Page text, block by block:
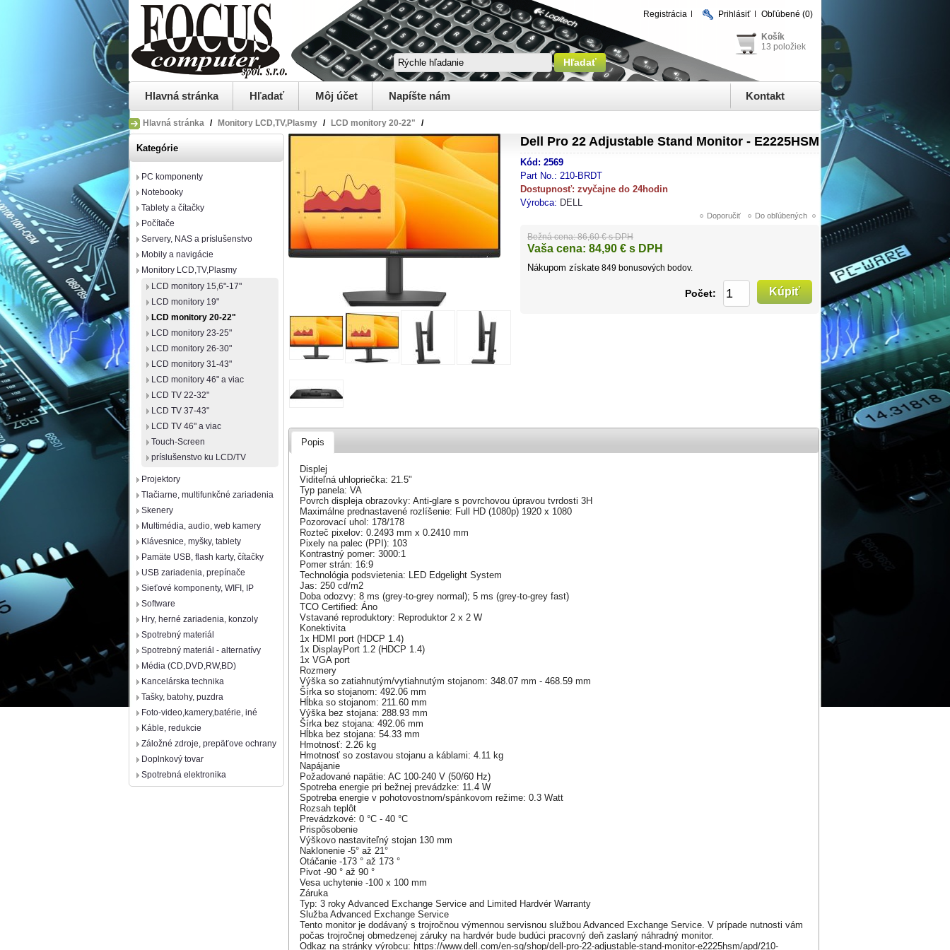
Registrácia Prihlásiť Obľúbené (0)
Košík
13 položiek
Hlavná stránka Hľadať Môj účet Napíšte nám Kontakt
Hlavná stránka / Monitory LCD,TV,Plasmy / LCD monitory 20-22" /
Kategórie
PC komponenty
Notebooky
Tablety a čítačky
Počítače
Servery, NAS a príslušenstvo
Mobily a navigácie
Monitory LCD,TV,Plasmy
LCD monitory 15,6"-17"
LCD monitory 19"
LCD monitory 20-22"
LCD monitory 23-25"
LCD monitory 26-30"
LCD monitory 31-43"
LCD monitory 46" a viac
LCD TV 22-32"
LCD TV 37-43"
LCD TV 46" a viac
Touch-Screen
príslušenstvo ku LCD/TV
Projektory
Tlačiarne, multifunkčné zariadenia
Skenery
Multimédia, audio, web kamery
Klávesnice, myšky, tablety
Pamäte USB, flash karty, čítačky
USB zariadenia, prepínače
Sieťové komponenty, WIFI, IP
Software
Hry, herné zariadenia, konzoly
Spotrebný materiál
Spotrebný materiál - alternatívy
Média (CD,DVD,RW,BD)
Kancelárska technika
Tašky, batohy, puzdra
Foto-video,kamery,batérie, iné
Káble, redukcie
Záložné zdroje, prepäťove ochrany
Doplnkový tovar
Spotrebná elektronika
Dell Pro 22 Adjustable Stand Monitor - E2225HSM
Kód: 2569
Part No.: 210-BRDT
Dostupnosť: zvyčajne do 24hodin
Výrobca: DELL
Bežná cena: 86,60 € s DPH
Vaša cena: 84,90 € s DPH
Nákupom získate 849 bonusových bodov.
Počet:
Popis
Displej
Viditeľná uhlopriečka: 21.5"
Typ panela: VA
Povrch displeja obrazovky: Anti-glare s povrchovou úpravou tvrdosti 3H
Maximálne prednastavené rozlíšenie: Full HD (1080p) 1920 x 1080
Pozorovací uhol: 178/178
Rozteč pixelov: 0.2493 mm x 0.2410 mm
Pixely na palec (PPI): 103
Kontrastný pomer: 3000:1
Pomer strán: 16:9
Technológia podsvietenia: LED Edgelight System
Jas: 250 cd/m2
Doba odozvy: 8 ms (grey-to-grey normal); 5 ms (grey-to-grey fast)
TCO Certified: Áno
Vstavané reproduktory: Reproduktor 2 x 2 W
Konektivita
1x HDMI port (HDCP 1.4)
1x DisplayPort 1.2 (HDCP 1.4)
1x VGA port
Rozmery
Výška so zatiahnutým/vytiahnutým stojanom: 348.07 mm - 468.59 mm
Šírka so stojanom: 492.06 mm
Hĺbka so stojanom: 211.60 mm
Výška bez stojana: 288.93 mm
Šírka bez stojana: 492.06 mm
Hĺbka bez stojana: 54.33 mm
Hmotnosť: 2.26 kg
Hmotnosť so zostavou stojanu a káblami: 4.11 kg
Napájanie
Požadované napätie: AC 100-240 V (50/60 Hz)
Spotreba energie pri bežnej prevádzke: 11.4 W
Spotreba energie v pohotovostnom/spánkovom režime: 0.3 Watt
Rozsah teplôt
Prevádzkové: 0 °C - 40 °C
Prispôsobenie
Výškovo nastaviteľný stojan 130 mm
Naklonenie -5° až 21°
Otáčanie -173 ° až 173 °
Pivot -90 ° až 90 °
Vesa uchytenie -100 x 100 mm
Záruka
Typ: 3 roky Advanced Exchange Service and Limited Hardvér Warranty
Služba Advanced Exchange Service
Tento monitor je dodávaný s trojročnou výmennou servisnou službou Advanced Exchange Service. V prípade nutnosti vám
počas trojročnej obmedzenej záruky na hardvér bude budúci pracovný deň zaslaný náhradný monitor.
Odkaz na stránky výrobcu: https://www.dell.com/en-sg/shop/dell-pro-22-adjustable-stand-monitor-e2225hsm/apd/210-